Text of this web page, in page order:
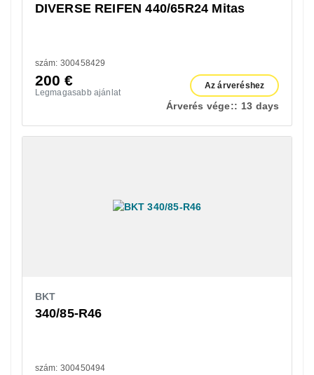
DIVERSE REIFEN 440/65R24 Mitas
szám: 300458429
200€
Legmagasabb ajánlat
Az árveréshez
Árverés vége:: 13 days
BKT
340/85-R46
szám: 300450494